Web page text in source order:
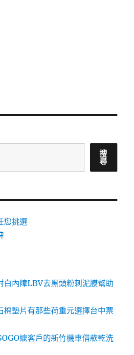
搜
尋
您挑選
白內障LBV去黑頭粉刺泥膜幫助
棉墊片有那些荷重元選擇台中票
嬤客戶的新竹機車借款乾洗